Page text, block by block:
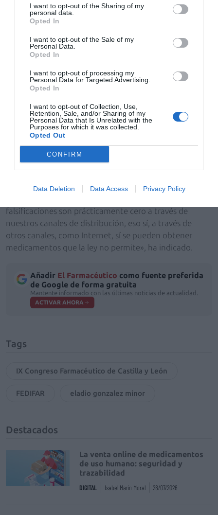
I want to opt-out of the Sharing of my
personal data.
Opted In
I want to opt-out of the Sale of my
Personal Data.
Opted In
I want to opt-out of processing my
Personal Data for Targeted Advertising.
Opted In
I want to opt-out of Collection, Use,
Retention, Sale, and/or Sharing of my
Personal Data that Is Unrelated with the
Purposes for which it was collected.
Opted Out
CONFIRM
Data Deletion Data Access Privacy Policy
Durante esta mesa de debate se han abordado otros
asuntos de actualidad, entre ellos la necesidad de
notificados. Sobre este particular, el presidente de
FEDIFAR ha recordado que la legislación prevé que
financiado y que, para gestionar las compensaciones
que debe hacer la farmacia a distribución y laboratorios
notificado, «debe establecerse, además de un sistema
de información, un modelo de flujos económicos».
Acerca de este asunto, González también se ha referido
al acto delegado aprobado por la Comisión Europea
que, además de blindar al sistema de la posible entrada
medicamento a nivel europeo, permitirá la
falsificaciones son prácticamente cero a través de
nuestros canales de distribución, eso sí, a través de
otros canales, como Internet, sí se pueden obtener
medicamentos que la ley no permite», ha indicado.
Añadir El Farmacéutico como fuente preferida
de Google de forma gratuita
Mantente informado con las últimas noticias de actualidad.
ACTIVAR AHORA
Tags
IX Congreso Farmacéutico de Castilla y León
FEDIFAR eladio gonzalez minor
Destacados
La venta online de medicamentos
de uso humano: seguridad y
trazabilidad
DIGITAL Isabel Marín Moral 28/07/2026